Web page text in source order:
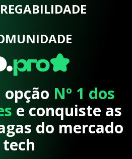
opção Nº 1 dos
e conquiste as
do mercado
tech